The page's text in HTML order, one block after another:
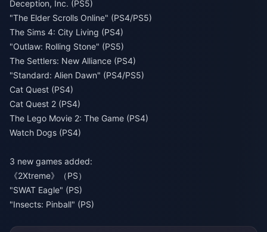
Deception, Inc. (PS5)
"The Elder Scrolls Online" (PS4/PS5)
The Sims 4: City Living (PS4)
"Outlaw: Rolling Stone" (PS5)
The Settlers: New Alliance (PS4)
"Standard: Alien Dawn" (PS4/PS5)
Cat Quest (PS4)
Cat Quest 2 (PS4)
The Lego Movie 2: The Game (PS4)
Watch Dogs (PS4)
3 new games added:
《2Xtreme》（PS）
"SWAT Eagle" (PS)
"Insects: Pinball" (PS)